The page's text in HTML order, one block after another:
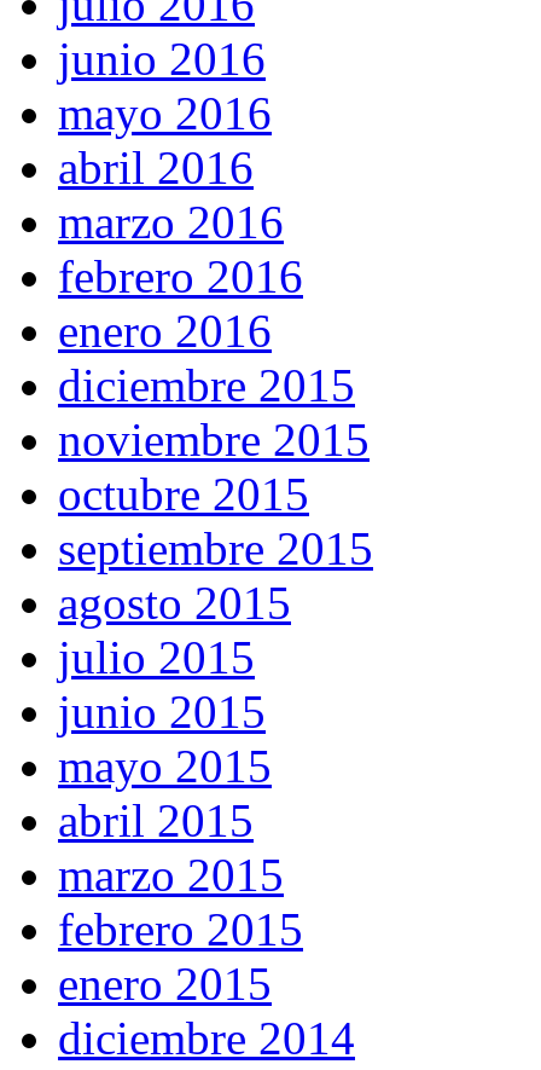
junio 2016
mayo 2016
abril 2016
marzo 2016
febrero 2016
enero 2016
diciembre 2015
noviembre 2015
octubre 2015
septiembre 2015
agosto 2015
julio 2015
junio 2015
mayo 2015
abril 2015
marzo 2015
febrero 2015
enero 2015
diciembre 2014